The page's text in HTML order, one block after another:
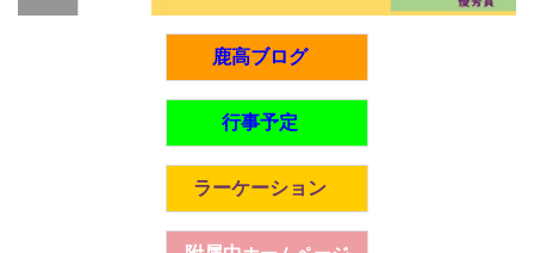
s
鹿高ブログ
行事予定
ラーケーション